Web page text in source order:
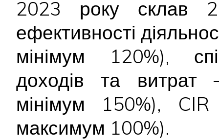
2023 року склав
ефективності
мінімум 120%),
доходів та витрат
мінімум 150%),
максимум 100%).